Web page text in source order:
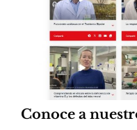
Conoce a